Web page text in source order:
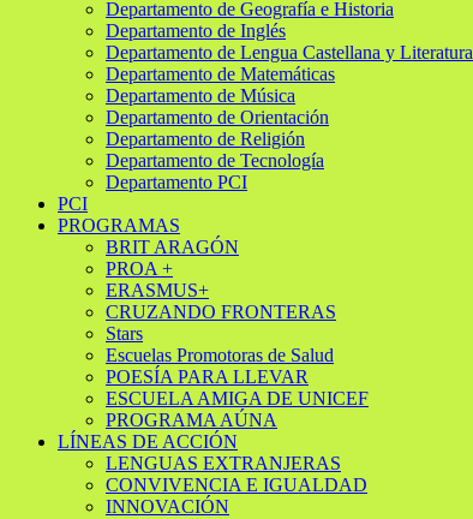
Departamento de Geografía e Historia
Departamento de Inglés
Departamento de Lengua Castellana y Literatura
Departamento de Matemáticas
Departamento de Música
Departamento de Orientación
Departamento de Religión
Departamento de Tecnología
Departamento PCI
PCI
PROGRAMAS
BRIT ARAGÓN
PROA +
ERASMUS+
CRUZANDO FRONTERAS
Stars
Escuelas Promotoras de Salud
POESÍA PARA LLEVAR
ESCUELA AMIGA DE UNICEF
PROGRAMA AÚNA
LÍNEAS DE ACCIÓN
LENGUAS EXTRANJERAS
CONVIVENCIA E IGUALDAD
INNOVACIÓN